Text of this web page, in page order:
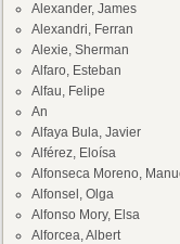
Alexander, James
Alexandri, Ferran
Alexie, Sherman
Alfaro, Esteban
Alfau, Felipe
An
Alfaya Bula, Javier
Alférez, Eloísa
Alfonseca Moreno,
Alfonsel, Olga
Alfonso Mory, Elsa
Alforcea, Albert